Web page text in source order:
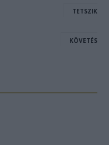
TETSZIK
KÖVETÉS